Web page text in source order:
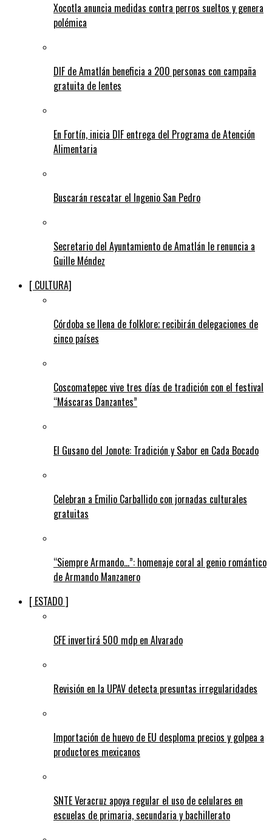
Xocotla anuncia medidas contra perros sueltos y genera
polémica
DIF de Amatlán beneficia a 200 personas con campaña
gratuita de lentes
En Fortín, inicia DIF entrega del Programa de Atención
Alimentaria
Buscarán rescatar el Ingenio San Pedro
Secretario del Ayuntamiento de Amatlán le renuncia a
Guille Méndez
[ CULTURA]
Córdoba se llena de folklore; recibirán delegaciones de
cinco países
Coscomatepec vive tres días de tradición con el festival
“Máscaras Danzantes”
El Gusano del Jonote: Tradición y Sabor en Cada Bocado
Celebran a Emilio Carballido con jornadas culturales
gratuitas
“Siempre Armando…”: homenaje coral al genio romántico
de Armando Manzanero
[ ESTADO ]
CFE invertirá 500 mdp en Alvarado
Revisión en la UPAV detecta presuntas irregularidades
Importación de huevo de EU desploma precios y golpea a
productores mexicanos
SNTE Veracruz apoya regular el uso de celulares en
escuelas de primaria, secundaria y bachillerato